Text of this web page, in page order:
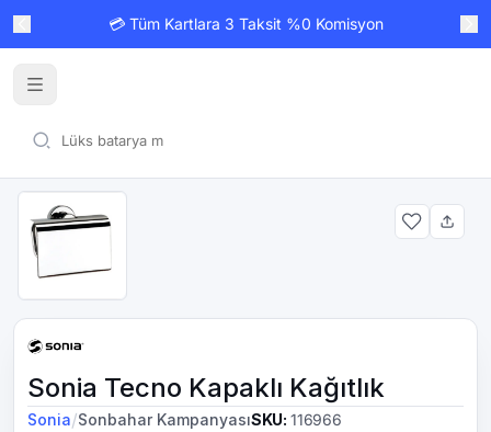
💳 Tüm Kartlara 3 Taksit %0 Komisyon
Sonia Tecno Kapaklı Kağıtlık
Sonia/Sonbahar KampanyasıSKU: 116966